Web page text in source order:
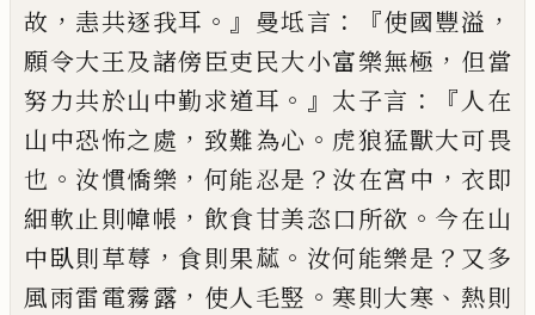
故 ， 恚共逐我耳 。』 曼坻言 ：『使國豐溢 ，
願令大王及諸傍臣吏民大小富樂無極 ， 但當
努力共於山中勤求道耳 。』 太子言 ：『人在
山中恐怖之處 ， 致難為心 。 虎狼猛獸大可畏
也 。 汝慣憍樂 ， 何能忍是 ？ 汝在宮中 ， 衣即
細軟止 則幃帳 ， 飲食甘美恣口所欲 。 今在山
中臥則草蓐 ， 食則果蓏 。 汝何能樂是 ？ 又多
風雨雷電霧露 ， 使人毛竪 。 寒則大寒 、 熱則